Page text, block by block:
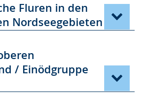
Fluren in den
Nordseegebieten
/ Einödgruppe